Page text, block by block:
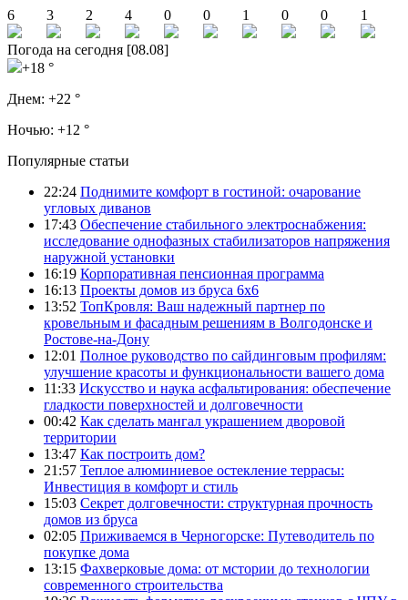
6
3 2 4 0 0 1 0 0 1
Погода на сегодня [08.08]
+18 °
Днем: +22 °
Ночью: +12 °
Популярные статьи
22:24 Поднимите комфорт в гостиной: очарование
угловых диванов
17:43 Обеспечение стабильного электроснабжения:
исследование однофазных стабилизаторов напряжения
наружной установки
16:19 Корпоративная пенсионная программа
16:13 Проекты домов из бруса 6х6
13:52 ТопКровля: Ваш надежный партнер по
кровельным и фасадным решениям в Волгодонске и
Ростове-на-Дону
12:01 Полное руководство по сайдинговым профилям:
улучшение красоты и функциональности вашего дома
11:33 Искусство и наука асфальтирования: обеспечение
гладкости поверхностей и долговечности
00:42 Как сделать мангал украшением дворовой
территории
13:47 Как построить дом?
21:57 Теплое алюминиевое остекление террасы:
Инвестиция в комфорт и стиль
15:03 Секрет долговечности: структурная прочность
домов из бруса
02:05 Приживаемся в Черногорске: Путеводитель по
покупке дома
13:15 Фахверковые дома: от мстории до технологии
современного строительства